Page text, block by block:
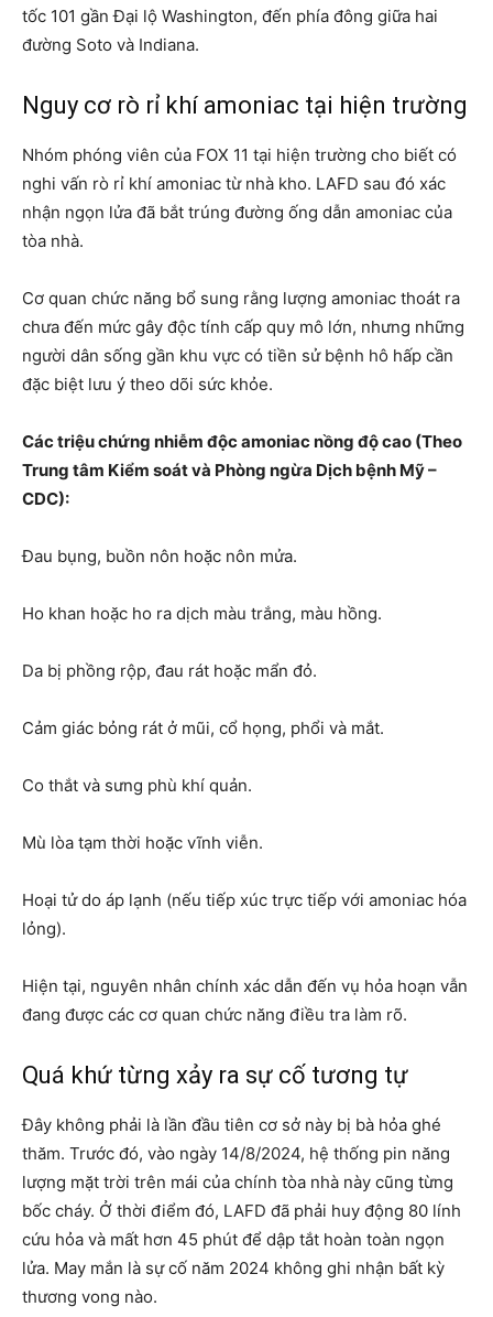
tốc 101 gần Đại lộ Washington, đến phía đông giữa hai
đường Soto và Indiana.
Nguy cơ rò rỉ khí amoniac tại hiện trường
Nhóm phóng viên của FOX 11 tại hiện trường cho biết có
nghi vấn rò rỉ khí amoniac từ nhà kho. LAFD sau đó xác
nhận ngọn lửa đã bắt trúng đường ống dẫn amoniac của
tòa nhà.
Cơ quan chức năng bổ sung rằng lượng amoniac thoát ra
chưa đến mức gây độc tính cấp quy mô lớn, nhưng những
người dân sống gần khu vực có tiền sử bệnh hô hấp cần
đặc biệt lưu ý theo dõi sức khỏe.
Các triệu chứng nhiễm độc amoniac nồng độ cao (Theo
Trung tâm Kiểm soát và Phòng ngừa Dịch bệnh Mỹ –
CDC):
Đau bụng, buồn nôn hoặc nôn mửa.
Ho khan hoặc ho ra dịch màu trắng, màu hồng.
Da bị phồng rộp, đau rát hoặc mẩn đỏ.
Cảm giác bỏng rát ở mũi, cổ họng, phổi và mắt.
Co thắt và sưng phù khí quản.
Mù lòa tạm thời hoặc vĩnh viễn.
Hoại tử do áp lạnh (nếu tiếp xúc trực tiếp với amoniac hóa
lỏng).
Hiện tại, nguyên nhân chính xác dẫn đến vụ hỏa hoạn vẫn
đang được các cơ quan chức năng điều tra làm rõ.
Quá khứ từng xảy ra sự cố tương tự
Đây không phải là lần đầu tiên cơ sở này bị bà hỏa ghé
thăm. Trước đó, vào ngày 14/8/2024, hệ thống pin năng
lượng mặt trời trên mái của chính tòa nhà này cũng từng
bốc cháy. Ở thời điểm đó, LAFD đã phải huy động 80 lính
cứu hỏa và mất hơn 45 phút để dập tắt hoàn toàn ngọn
lửa. May mắn là sự cố năm 2024 không ghi nhận bất kỳ
thương vong nào.